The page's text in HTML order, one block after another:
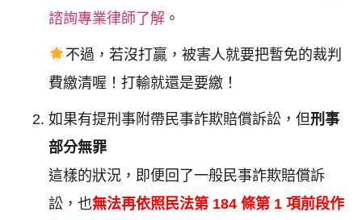
諮詢專業律師了解 。
不過，若沒打贏，被害人就要把暫免的裁判
費繳清喔！打輸就還是要繳！
如果有提刑事附帶民事詐欺賠償訴訟，但刑事
部分無罪
這樣的狀況，即便回了一般民事詐欺賠償訴
訟，也無法再依照民法第 184 條第 1 項前段作